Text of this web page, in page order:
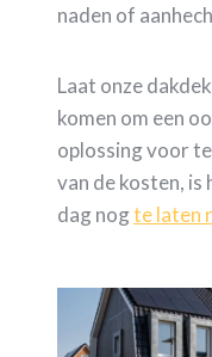
naden of
Laat onze
komen om een
oplossing voor
van de kosten,
dag nogte laten